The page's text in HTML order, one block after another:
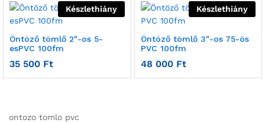
Készlethiány
Öntöző tömlő 2″-os 5-
esPVC 100fm
35 500 Ft
Készlethiány
Öntöző tömlő 3″-os 75-ös
PVC 100fm
48 000 Ft
ontozo tomlo pvc